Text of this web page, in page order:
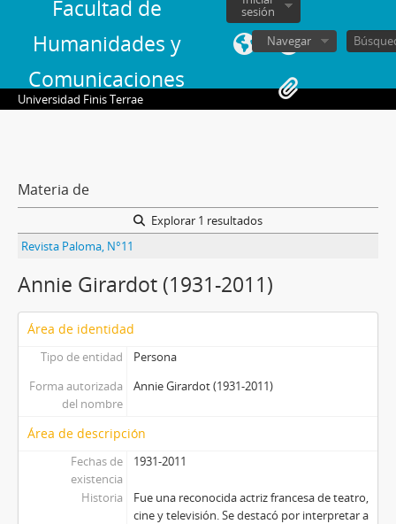
Facultad de
Humanidades y
Comunicaciones
sesión
Navegar
Universidad Finis Terrae
Materia de
Explorar 1 resultados
Revista Paloma, N°11
Annie Girardot (1931-2011)
Área de identidad
Tipo de entidad
Persona
Forma autorizada
del nombre
Annie Girardot (1931-2011)
Área de descripción
Fechas de
existencia
1931-2011
Historia
Fue una reconocida actriz francesa de teatro,
cine y televisión.​ Se destacó por interpretar a